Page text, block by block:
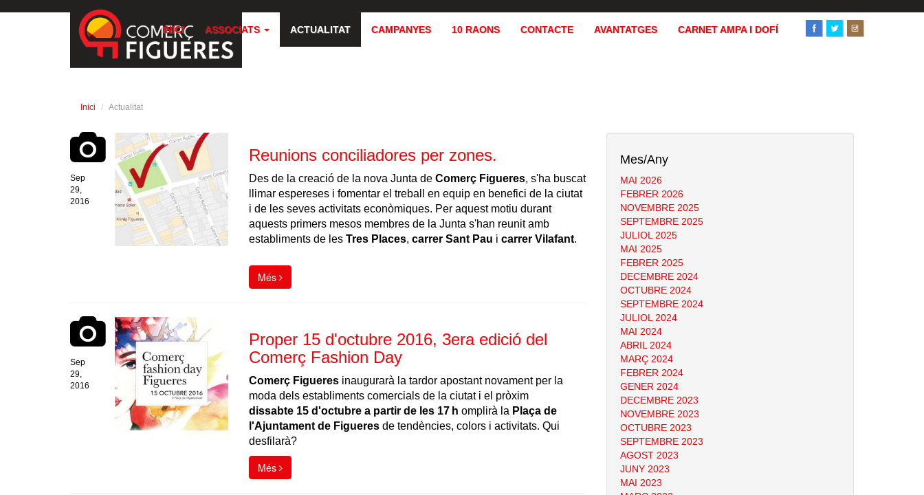
INICI ASSOCIATS ACTUALITAT CAMPANYES 10 RAONS CONTACTE AVANTATGES CARNET AMPA I DOFÍ
Inici Actualitat
Sep
29,
2016
Reunions conciliadores per zones.
Des de la creació de la nova Junta de Comerç Figueres, s'ha buscat
llimar esperesesi fomentar el treball en equip en benefici de la ciutat
i de les seves activitats econòmiques. Per aquest motiu durant
aquests primers mesos membres de la Junta s'han reunit amb
establiments de les Tres Places, carrer Sant Pau i carrer Vilafant.
Més
Sep
29,
2016
Proper 15 d'octubre 2016, 3era edició del
Comerç Fashion Day
Comerç Figueresinaugurarà la tardor apostant novament per la
moda dels establiments comercials de la ciutat i el pròxim
dissabte 15 d'octubre a partir de les 17 h omplirà la Plaça de
l'Ajuntament de Figueresde tendències, colors i activitats. Qui
desfilarà?
Més
Mes/Any
MAI 2026
FEBRER 2026
NOVEMBRE 2025
SEPTEMBRE 2025
JULIOL 2025
MAI 2025
FEBRER 2025
DECEMBRE 2024
OCTUBRE 2024
SEPTEMBRE 2024
JULIOL 2024
MAI 2024
ABRIL 2024
MARÇ 2024
FEBRER 2024
GENER 2024
DECEMBRE 2023
NOVEMBRE 2023
OCTUBRE 2023
SEPTEMBRE 2023
AGOST 2023
JUNY 2023
MAI 2023